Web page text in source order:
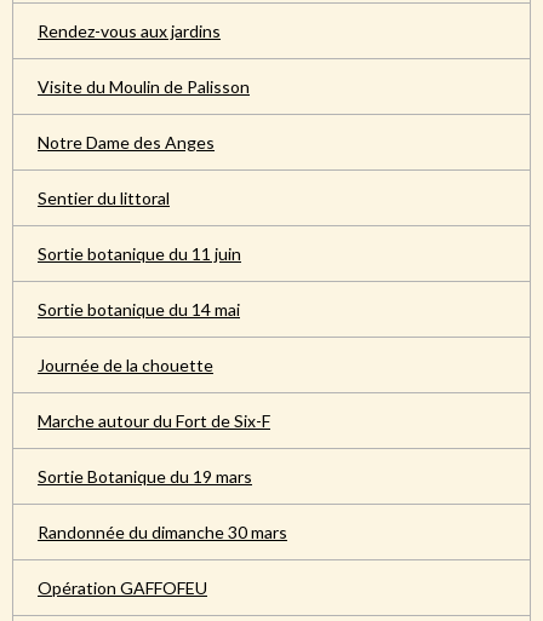
Rendez-vous aux jardins
Visite du Moulin de Palisson
Notre Dame des Anges
Sentier du littoral
Sortie botanique du 11 juin
Sortie botanique du 14 mai
Journée de la chouette
Marche autour du Fort de Six-F
Sortie Botanique du 19 mars
Randonnée du dimanche 30 mars
Opération GAFFOFEU